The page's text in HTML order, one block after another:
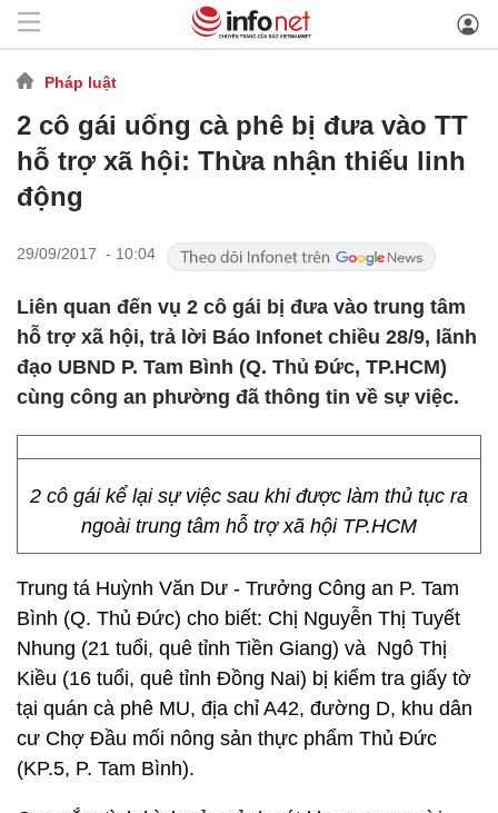
Pháp luật
2 cô gái uống cà phê bị đưa vào TT
hỗ trợ xã hội: Thừa nhận thiếu linh
động
29/09/2017 - 10:04
Liên quan đến vụ 2 cô gái bị đưa vào trung tâm
hỗ trợ xã hội, trả lời Báo Infonet chiều 28/9, lãnh
đạo UBND P. Tam Bình (Q. Thủ Đức, TP.HCM)
cùng công an phường đã thông tin về sự việc.
2 cô gái kể lại sự việc sau khi được làm thủ tục ra
ngoài trung tâm hỗ trợ xã hội TP.HCM
Trung tá Huỳnh Văn Dư - Trưởng Công an P. Tam
Bình (Q. Thủ Đức) cho biết: Chị Nguyễn Thị Tuyết
Nhung (21 tuổi, quê tỉnh Tiền Giang) và Ngô Thị
Kiều (16 tuổi, quê tỉnh Đồng Nai) bị kiểm tra giấy tờ
tại quán cà phê MU, địa chỉ A42, đường D, khu dân
cư Chợ Đầu mối nông sản thực phẩm Thủ Đức
(KP.5, P. Tam Bình).